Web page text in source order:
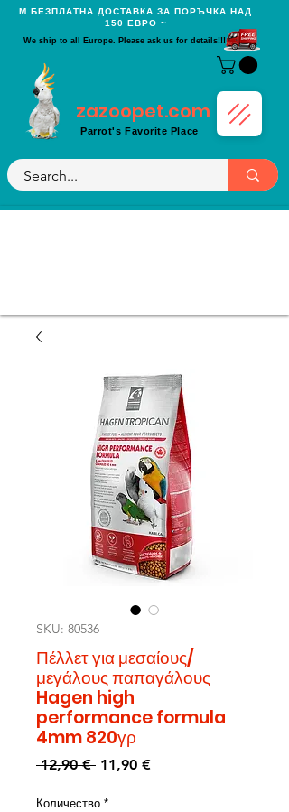
Μ БЕЗПЛАТНА ДОСТАВКА ЗА ПОРЪЧКА НАД
150 ЕВРО ~
We ship to all Europe. Please ask us for details!!!
zazoopet.com
Parrot's Favorite Place
SKU: 80536
Πέλλετ για μεσαίους/
μεγάλους παπαγάλους
Hagen high
performance formula
4mm 820γρ
12,90 € Редовна
11,90 €Продажна
Количество *